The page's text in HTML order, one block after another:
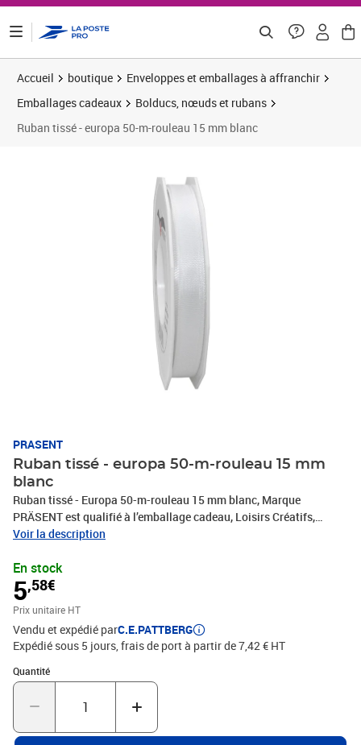
Accueil boutique
Enveloppes et emballages à affranchir
Emballages cadeaux
Bolducs, nœuds et rubans
Ruban tissé - europa 50-m-rouleau 15 mm blanc
PRASENT
Ruban tissé - europa 50-m-rouleau 15 mm
blanc
Ruban tissé - Europa 50-m-rouleau 15 mm blanc, Marque
PRÄSENT est qualifié à l’emballage cadeau, Loisirs Créatifs,
Bricolage et tous vos projets DIY. Le ruban décoratif est produit en
ruban cadeau est parfait pour les différents thèmes de commerces
et occasions, comme Noël, anniversaire, mariage, Saint-Valentin
ou Pâques. Laissez-vous inspirer de la diversité de produits de
C.E.PATTBERG et constatez par vous-même les nombreux
avantages de la qualité fabriqué en Allemagne.
Voir la description
En stock
5,58€
Prix unitaire HT
Vendu et expédié parC.E.PATTBERG
Expédié sous 5 jours, frais de port à partir de 7,42 € HT
Quantité
Quantité : 1